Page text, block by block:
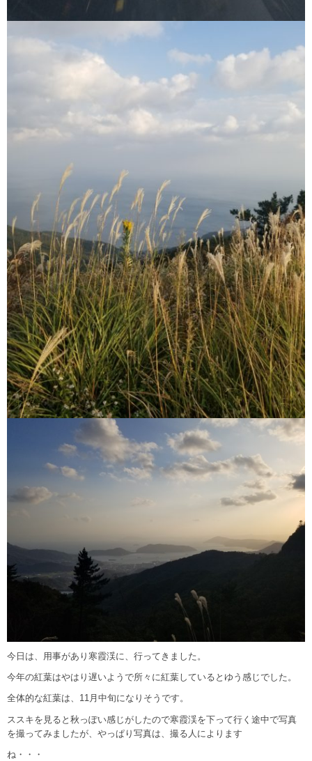
今日は、用事があり寒霞渓に、行ってきました。
今年の紅葉はやはり遅いようで所々に紅葉しているとゆう感じでした。
全体的な紅葉は、11月中旬になりそうです。
ススキを見ると秋っぽい感じがしたので寒霞渓を下って行く途中で写真
を撮ってみましたが、やっぱり写真は、撮る人によります
ね・・・